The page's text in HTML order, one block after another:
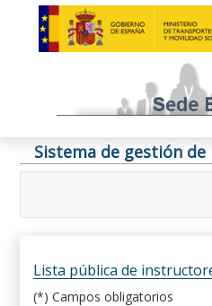
Sistema de gestión
Lista pública de
(*) Campos obligatorios